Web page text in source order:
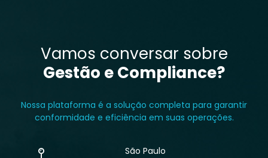
Vamos conversar sobre
Gestão e Compliance?
Nossa plataforma é a solução completa para garantir
conformidade e eficiência em suas operações.
São Paulo